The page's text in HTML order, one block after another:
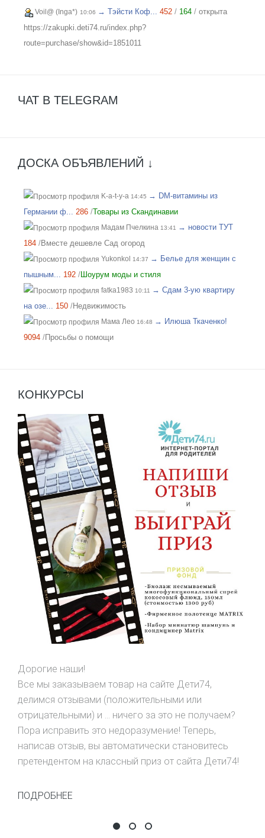
подарочек и что получилось учесть пожелания по цвету!!!
Отличный организатор, всегда поможет с выбором!
размером заказывала на вб. Мне 31 размер подошел на об
94, есть небольшой запас, в талии чуть ушила. В 30 тоже
наверное влезла бы, но в хб лучше чтобы было
Voil@ (Inga*) 10:06 → Тэйсти Коф... 452 / 164 / открыта
https://zakupki.deti74.ru/index.php?
route=purchase/show&id=1851011
ЧАТ В TELEGRAM
ДОСКА ОБЪЯВЛЕНИЙ ↓
K-a-t-y-a 14:45 → DM-витамины из
Германии ф... 286 /Товары из Скандинавии
Мадам Пчелкина 13:41 → новости ТУТ
184 /Вместе дешевле Сад огород
Yukonkol 14:37 → Белье для женщин с
пышным... 192 /Шоурум моды и стиля
fatka1983 10:11 → Сдам 3-ую квартиру
на озе... 150 /Недвижимость
Мама Лео 16:48 → Илюша Ткаченко!
9094 /Просьбы о помощи
КОНКУРСЫ
Дорогие наши!
Все мы заказываем товар на сайте Дети74,
делимся отзывами (положительными или
отрицательными) и ... ничего за это не получаем?
Пора исправить это недоразумение! Теперь,
написав отзыв, вы автоматически становитесь
претендентом на классный приз от сайта Дети74!
ПОДРОБНЕЕ
НАПИШИ ОТЗЫВ - ВЫИГРАЙ
Фотоконкурс "Живу как в
Выиграй домик-ночник!